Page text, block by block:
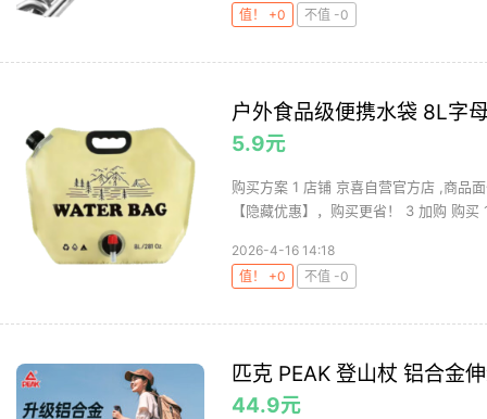
值！ +0
不值 -0
户外食品级便携水袋 8L字
5.9元
购买方案 1 店铺 京喜自营官方店 ,商品
【隐藏优惠】，购买更省！ 3 加购 购买
2026-4-16 14:18
值！ +0
不值 -0
匹克 PEAK 登山杖 铝合金
44.9元